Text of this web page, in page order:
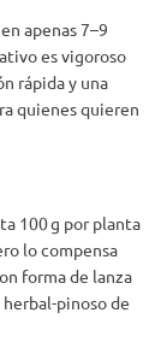
apenas 7–9
es vigoroso
rápida y una
quienes quieren
100 g por planta
lo compensa
forma de lanza
pinoso de